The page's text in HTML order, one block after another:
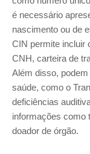
é necessário
nascimento ou de
CIN permite incluir
CNH, carteira de
Além disso,
saúde, como o
deficiências
informações como
doador de órgão.